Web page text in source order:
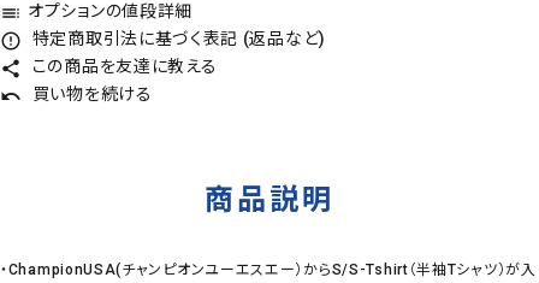
toc オプションの値段詳細
error_outline 特定商取引法に基づく表記 (返品など)
share この商品を友達に教える
undo 買い物を続ける
商品説明
・ChampionUSA(チャンピオンユーエスエー）からS/S-Tshirt（半袖Tシャツ）が入